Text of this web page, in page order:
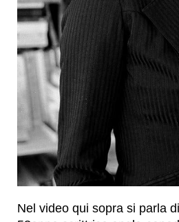
Nel video qui sopra si parla